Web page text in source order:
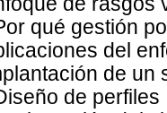
qué gestión
del
de un
de perfiles